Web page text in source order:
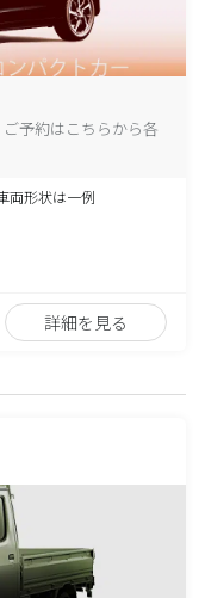
予約はこちらから各
両形状は一例
詳細を見る